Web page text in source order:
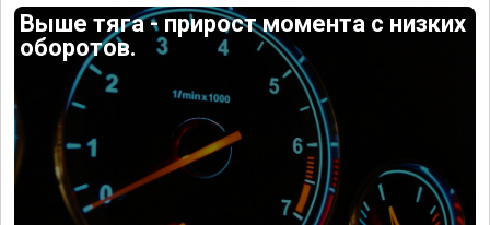
Выше тяга - прирост момента с низких
оборотов.